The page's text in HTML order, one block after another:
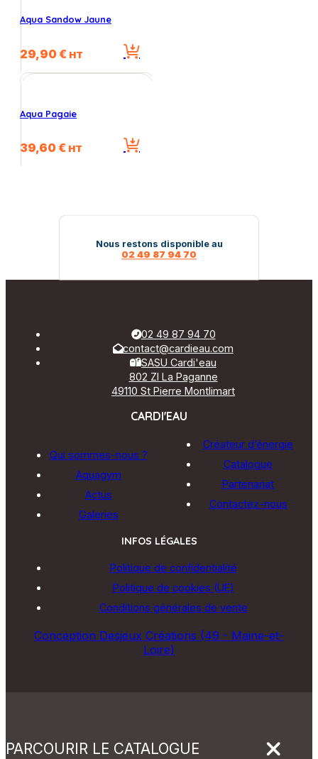
Aqua Sandow Jaune
29,90€ HT
Aqua Pagaie
39,60€ HT
Nous restons disponible au
02 49 87 94 70
02 49 87 94 70
contact@cardieau.com
SASU Cardi'eau
802 ZI La Paganne
49110 St Pierre Montlimart
CARDI'EAU
Qui sommes-nous ?
Aquagym
Actus
Galeries
Créateur d’énergie
Catalogue
Partenariat
Contactez-nous
INFOS LÉGALES
Politique de confidentialité
Politique de cookies (UE)
Conditions générales de vente
Conception Desjeux Créations (49 - Maine-et-
Loire)
PARCOURIR LE CATALOGUE